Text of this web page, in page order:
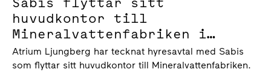
huvudkontor till
Mineralvattenfabriken i
Hagastaden
Atrium Ljungberg har tecknat hyresavtal med Sabis
som flyttar sitt huvudkontor till Mineralvattenfabriken.